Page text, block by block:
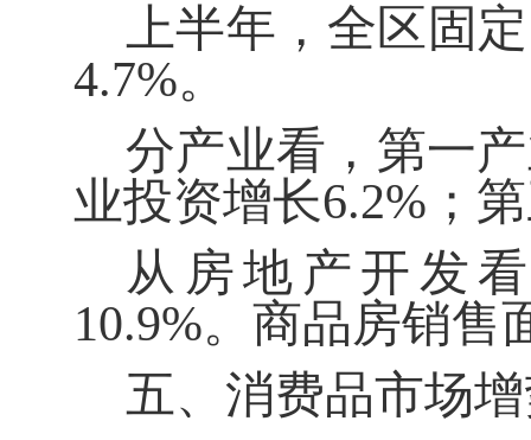
上半年，全区固
4.7%。
分产业看，第一
业投资增长6.2% ；
从房地产开发
10.9%。商品房销售
五、消费品市场